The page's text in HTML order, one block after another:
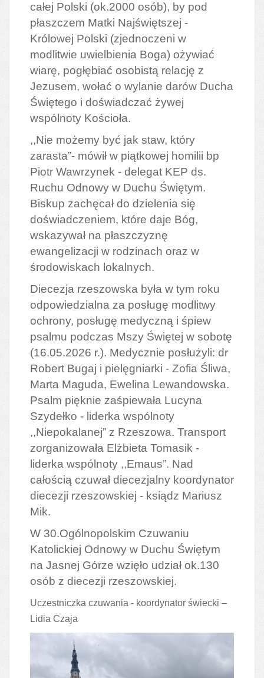
całej Polski (ok.2000 osób), by pod
płaszczem Matki Najświętszej -
Królowej Polski (zjednoczeni w
modlitwie uwielbienia Boga) ożywiać
wiarę, pogłębiać osobistą relację z
Jezusem, wołać o wylanie darów Ducha
Świętego i doświadczać żywej
wspólnoty Kościoła.
,,Nie możemy być jak staw, który
zarasta”- mówił w piątkowej homilii bp
Piotr Wawrzynek - delegat KEP ds.
Ruchu Odnowy w Duchu Świętym.
Biskup zachęcał do dzielenia się
doświadczeniem, które daje Bóg,
wskazywał na płaszczyznę
ewangelizacji w rodzinach oraz w
środowiskach lokalnych.
Diecezja rzeszowska była w tym roku
odpowiedzialna za posługę modlitwy
ochrony, posługę medyczną i śpiew
psalmu podczas Mszy Świętej w sobotę
(16.05.2026 r.). Medycznie posłużyli: dr
Robert Bugaj i pielęgniarki - Zofia Śliwa,
Marta Maguda, Ewelina Lewandowska.
Psalm pięknie zaśpiewała Lucyna
Szydełko - liderka wspólnoty
,,Niepokalanej” z Rzeszowa. Transport
zorganizowała Elżbieta Tomasik -
liderka wspólnoty ,,Emaus”. Nad
całością czuwał diecezjalny koordynator
diecezji rzeszowskiej - ksiądz Mariusz
Mik.
W 30.Ogólnopolskim Czuwaniu
Katolickiej Odnowy w Duchu Świętym
na Jasnej Górze wzięło udział ok.130
osób z diecezji rzeszowskiej.
Uczestniczka czuwania - koordynator świecki –
Lidia Czaja